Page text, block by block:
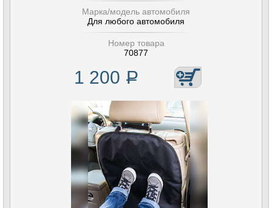
Марка/модель автомобиля
Для любого автомобиля
Номер товара
70877
1 200 Р